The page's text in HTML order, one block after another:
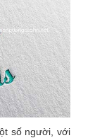
số người, với